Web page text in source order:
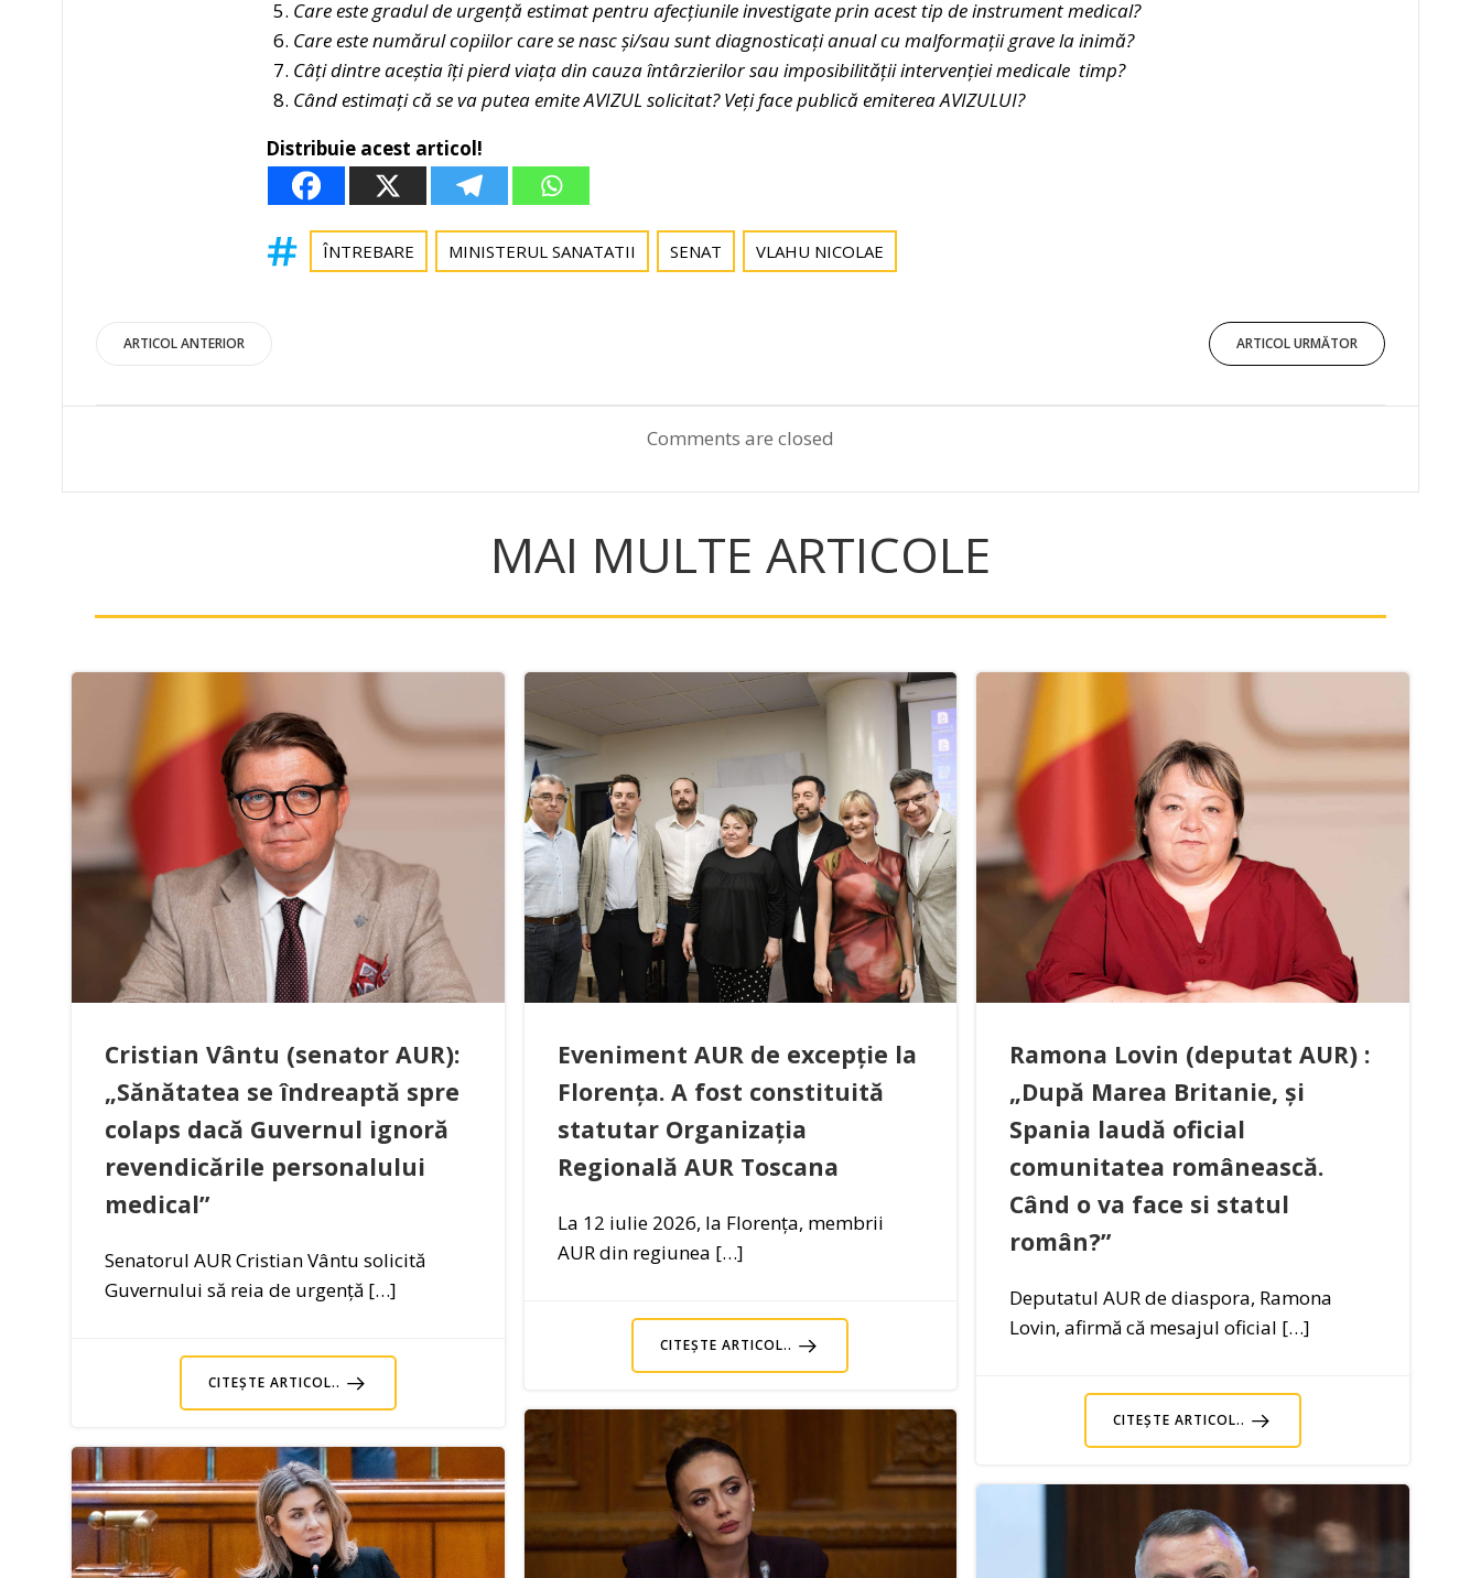
Care este gradul de urgență estimat pentru afecțiunile investigate prin acest tip de instrument medical?
Care este numărul copiilor care se nasc și/sau sunt diagnosticați anual cu malformații grave la inimă?
Câți dintre aceștia îți pierd viața din cauza întârzierilor sau imposibilității intervenției medicale timp?
Când estimați că se va putea emite AVIZUL solicitat? Veți face publică emiterea AVIZULUI?
Distribuie acest articol!
ÎNTREBARE MINISTERUL SANATATII SENAT VLAHU NICOLAE
Post
navigation
ARTICOL ANTERIOR
navigation
ARTICOL URMĂTOR
Comments are closed
MAI MULTE ARTICOLE
Cristian Vântu (senator AUR):
„Sănătatea se îndreaptă spre
colaps dacă Guvernul ignoră
revendicările personalului
medical”
Senatorul AUR Cristian Vântu solicită
Guvernului să reia de urgență […]
CITEȘTE ARTICOL..
Eveniment AUR de excepție la
Florența. A fost constituită
statutar Organizația
Regională AUR Toscana
La 12 iulie 2026, la Florența, membrii
AUR din regiunea […]
CITEȘTE ARTICOL..
Ramona Lovin (deputat AUR) :
„După Marea Britanie, și
Spania laudă oficial
comunitatea românească.
Când o va face si statul
român?”
Deputatul AUR de diaspora, Ramona
Lovin, afirmă că mesajul oficial […]
CITEȘTE ARTICOL..